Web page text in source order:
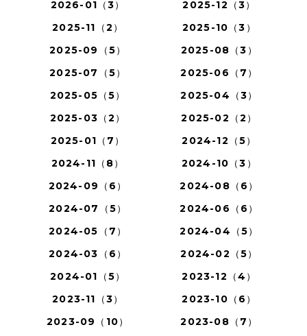
2026-01（3）
2025-12（3）
2025-11（2）
2025-10（3）
2025-09（5）
2025-08（3）
2025-07（5）
2025-06（7）
2025-05（5）
2025-04（3）
2025-03（2）
2025-02（2）
2025-01（7）
2024-12（5）
2024-11（8）
2024-10（3）
2024-09（6）
2024-08（6）
2024-07（5）
2024-06（6）
2024-05（7）
2024-04（5）
2024-03（6）
2024-02（5）
2024-01（5）
2023-12（4）
2023-11（3）
2023-10（6）
2023-09（10）
2023-08（7）